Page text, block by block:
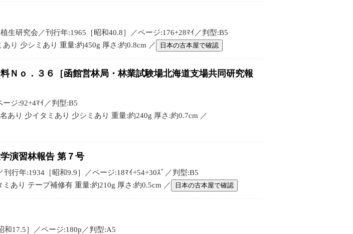
生研究会／刊行年:1965［昭和40.8］／ページ:176+28ﾏｲ／判型:B5
り 少シミあり 重量:約450g 厚さ:約0.8cm ／
日本の古本屋で確認
Ｎｏ．３６［函館営林局・林業試験場北海道支場共同研究報
ジ:92+4ﾏｲ／判型:B5
あり 少イタミあり 少シミあり 重量:約240g 厚さ:約0.7cm ／
演習林報告 第７号
行年:1934［昭和9.9］／ページ:18ﾏｲ+54+30ｽﾞ／判型:B5
あり テープ補修有 重量:約210g 厚さ:約0.5cm ／
日本の古本屋で確認
和17.5］／ページ:180p／判型:A5